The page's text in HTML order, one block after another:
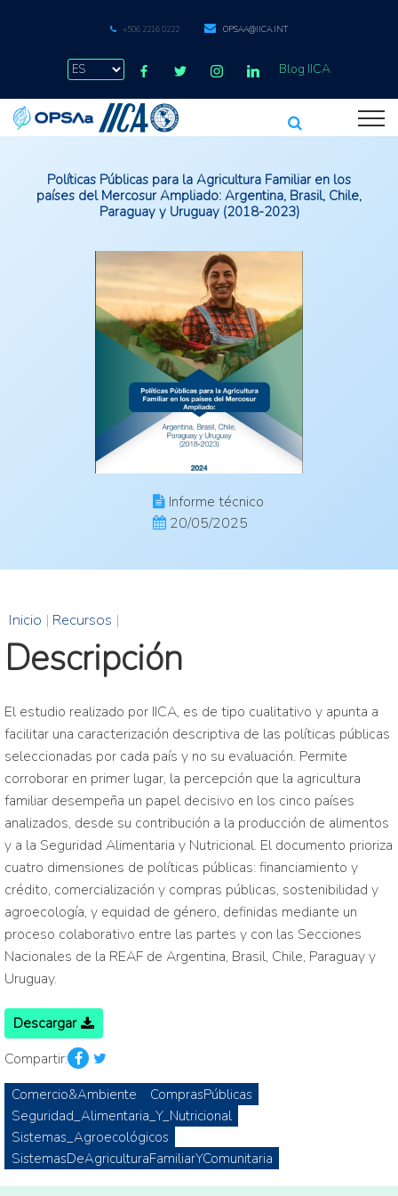
+506 2216 0222 OPSAA@IICA.INT
Blog IICA
Políticas Públicas para la Agricultura Familiar en los
países del Mercosur Ampliado: Argentina, Brasil, Chile,
Paraguay y Uruguay (2018-2023)
Informe técnico
20/05/2025
Inicio | Recursos |
Descripción
El estudio realizado por IICA, es de tipo cualitativo y apunta a
facilitar una caracterización descriptiva de las políticas públicas
seleccionadas por cada país y no su evaluación. Permite
corroborar en primer lugar, la percepción que la agricultura
familiar desempeña un papel decisivo en los cinco países
analizados, desde su contribución a la producción de alimentos
y a la Seguridad Alimentaria y Nutricional. El documento prioriza
cuatro dimensiones de políticas públicas: financiamiento y
crédito, comercialización y compras públicas, sostenibilidad y
agroecología, y equidad de género, definidas mediante un
proceso colaborativo entre las partes y con las Secciones
Nacionales de la REAF de Argentina, Brasil, Chile, Paraguay y
Uruguay.
Descargar
Compartir:
Comercio&Ambiente
ComprasPúblicas
Seguridad_Alimentaria_Y_Nutricional
Sistemas_Agroecológicos
SistemasDeAgriculturaFamiliarYComunitaria